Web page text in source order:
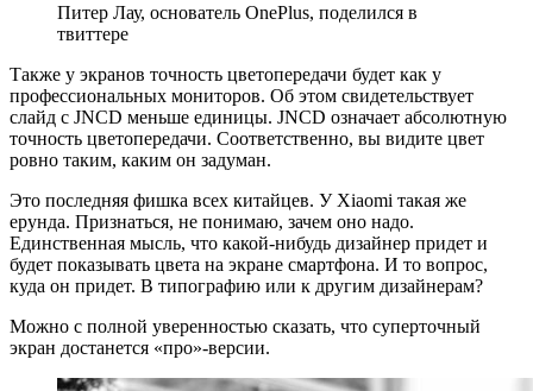
Питер Лау, основатель OnePlus, поделился в
твиттере
Также у экранов точность цветопередачи будет как у
профессиональных мониторов. Об этом свидетельствует
слайд с JNCD меньше единицы. JNCD означает абсолютную
точность цветопередачи. Соответственно, вы видите цвет
ровно таким, каким он задуман.
Это последняя фишка всех китайцев. У Xiaomi такая же
ерунда. Признаться, не понимаю, зачем оно надо.
Единственная мысль, что какой-нибудь дизайнер придет и
будет показывать цвета на экране смартфона. И то вопрос,
куда он придет. В типографию или к другим дизайнерам?
Можно с полной уверенностью сказать, что суперточный
экран достанется «про»-версии.